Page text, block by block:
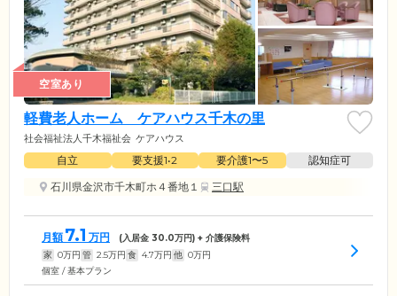
空室あり
軽費老人ホーム ケアハウス千木の里
社会福祉法人千木福祉会 ケアハウス
自立 要支援1•2 要介護1〜5
認知症可
石川県金沢市千木町ホ４番地１
三口駅
月額 7.1 万円 (入居金 30.0万円) + 介護保険料
家 0万円 管 2.5万円 食 4.7万円 他 0万円
個室 / 基本プラン